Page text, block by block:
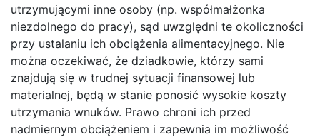
utrzymującymi inne osoby (np. współmałżonka
niezdolnego do pracy), sąd uwzględni te okoliczności
przy ustalaniu ich obciążenia alimentacyjnego. Nie
można oczekiwać, że dziadkowie, którzy sami
znajdują się w trudnej sytuacji finansowej lub
materialnej, będą w stanie ponosić wysokie koszty
utrzymania wnuków. Prawo chroni ich przed
nadmiernym obciążeniem i zapewnia im możliwość